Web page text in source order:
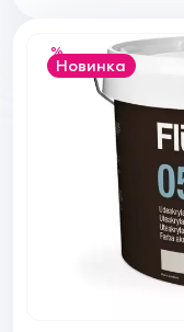
%
Новинка